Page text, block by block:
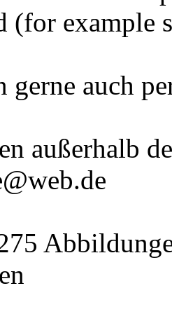
(for example
gerne auch
außerhalb